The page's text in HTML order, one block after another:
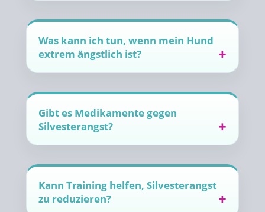
Was kann ich tun, wenn mein Hund
extrem ängstlich ist?
Gibt es Medikamente gegen
Silvesterangst?
Kann Training helfen, Silvesterangst
zu reduzieren?